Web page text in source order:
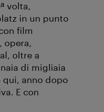
volta,
in un punto
film
opera,
oltre a
di migliaia
anno dopo
E con